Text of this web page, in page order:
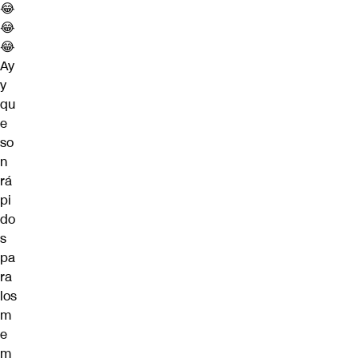
😂
😂
😂
Ay
y
qu
e
so
n
rá
pi
do
s
pa
ra
los
m
e
m